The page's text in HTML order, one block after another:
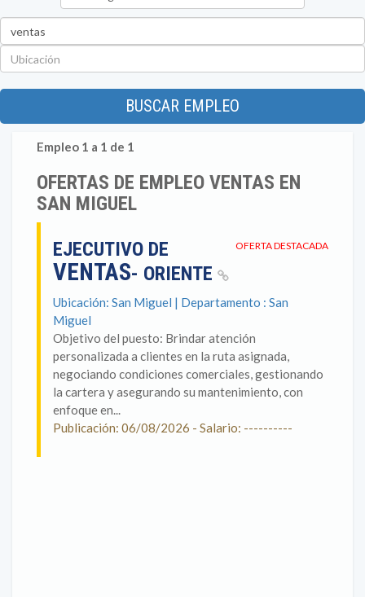
BUSCAR EMPLEO
Empleo 1 a 1 de 1
OFERTAS DE EMPLEO VENTAS EN
SAN MIGUEL
OFERTA DESTACADA
EJECUTIVO DE
VENTAS- ORIENTE
Ubicación: San Miguel | Departamento : San
Miguel
Objetivo del puesto: Brindar atención
personalizada a clientes en la ruta asignada,
negociando condiciones comerciales, gestionando
la cartera y asegurando su mantenimiento, con
enfoque en...
Publicación: 06/08/2026 - Salario: ----------